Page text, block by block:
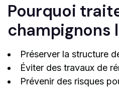
Pourquoi
champignons
Préserver la structure
Éviter des travaux de
Prévenir des risques